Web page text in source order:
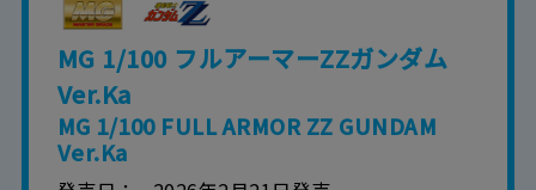
MG 1/100 フルアーマーZZガンダム
Ver.Ka
MG 1/100 FULL ARMOR ZZ GUNDAM
Ver.Ka